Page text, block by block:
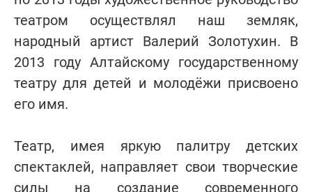
театром осуществлял наш земляк,
народный артист Валерий Золотухин. В
2013 году Алтайскому государственному
театру для детей и молодёжи присвоено
его имя.
Театр, имея яркую палитру детских
спектаклей, направляет свои творческие
силы на создание современного